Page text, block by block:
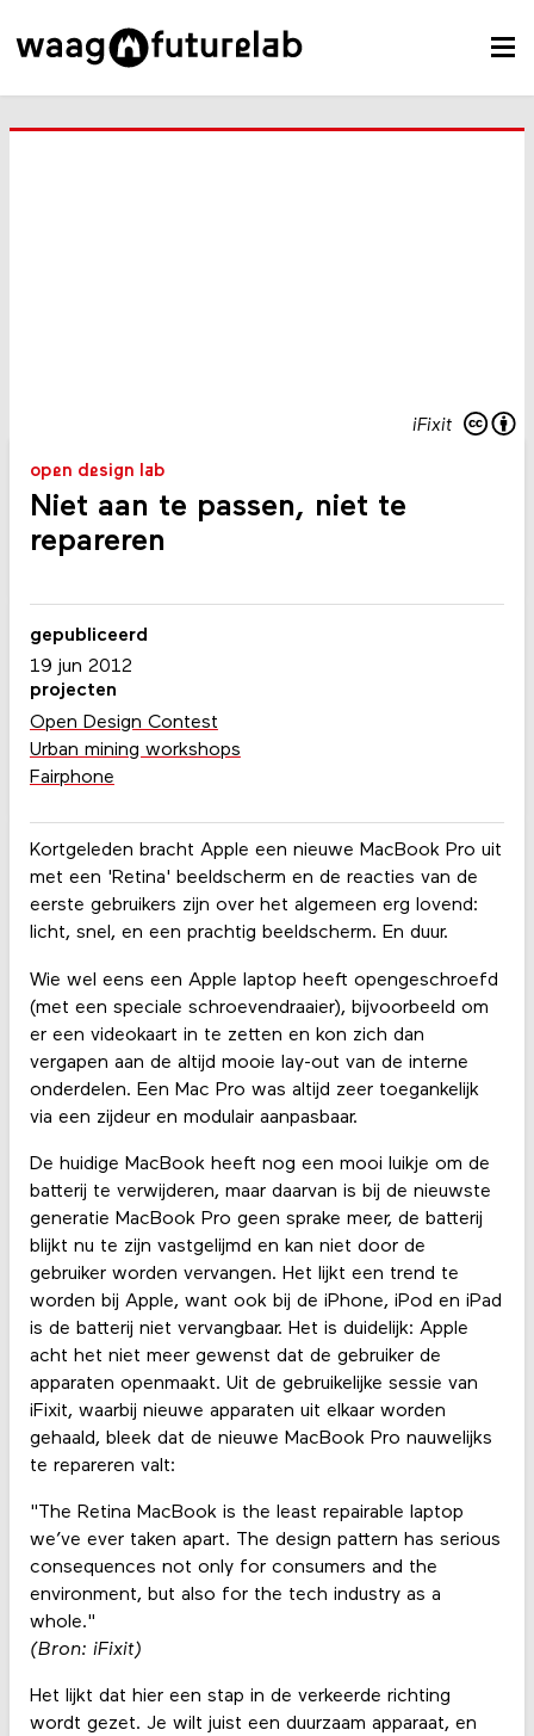
iFixit
open design lab
Niet aan te passen, niet te
repareren
Kortgeleden bracht Apple een nieuwe MacBook Pro uit
met een 'Retina' beeldscherm en de reacties van de
eerste gebruikers zijn over het algemeen erg lovend:
licht, snel, en een prachtig beeldscherm. En duur.
Wie wel eens een Apple laptop heeft opengeschroefd
(met een speciale schroevendraaier), bijvoorbeeld om
er een videokaart in te zetten en kon zich dan
vergapen aan de altijd mooie lay-out van de interne
onderdelen. Een Mac Pro was altijd zeer toegankelijk
via een zijdeur en modulair aanpasbaar.
De huidige MacBook heeft nog een mooi luikje om de
batterij te verwijderen, maar daarvan is bij de nieuwste
generatie MacBook Pro geen sprake meer, de batterij
blijkt nu te zijn vastgelijmd en kan niet door de
gebruiker worden vervangen. Het lijkt een trend te
worden bij Apple, want ook bij de iPhone, iPod en iPad
is de batterij niet vervangbaar. Het is duidelijk: Apple
acht het niet meer gewenst dat de gebruiker de
apparaten openmaakt. Uit de gebruikelijke sessie van
iFixit, waarbij nieuwe apparaten uit elkaar worden
gehaald, bleek dat de nieuwe MacBook Pro nauwelijks
te repareren valt:
"The Retina MacBook is the least repairable laptop
we’ve ever taken apart. The design pattern has serious
consequences not only for consumers and the
environment, but also for the tech industry as a
whole."
(Bron: iFixit)
Het lijkt dat hier een stap in de verkeerde richting
wordt gezet. Je wilt juist een duurzaam apparaat, en
gepubliceerd
19 jun 2012
projecten
Open Design Contest
Urban mining workshops
Fairphone